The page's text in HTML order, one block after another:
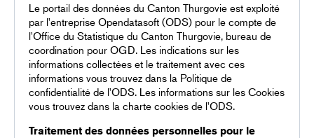
Le portail des données du Canton Thurgovie est exploité
par l'entreprise Opendatasoft (ODS) pour le compte de
l'Office du Statistique du Canton Thurgovie, bureau de
coordination pour OGD. Les indications sur les
informations collectées et le traitement avec ces
informations vous trouvez dans la Politique de
confidentialité de l'ODS. Les informations sur les Cookies
vous trouvez dans la charte cookies de l'ODS.
Traitement des données personnelles pour le